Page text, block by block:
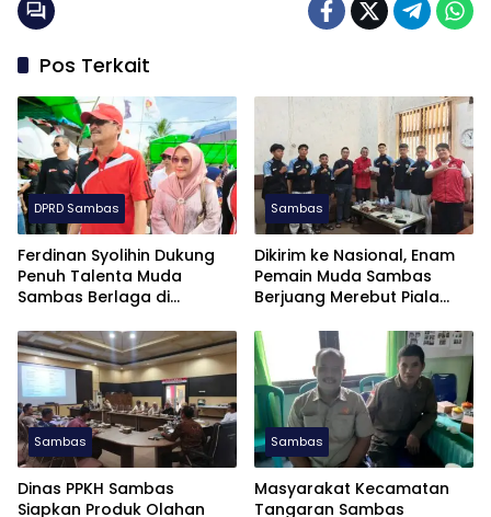
Pos Terkait
DPRD Sambas
Ferdinan Syolihin Dukung
Penuh Talenta Muda
Sambas Berlaga di
Sambas
Dikirim ke Nasional, Enam
Pemain Muda Sambas
Berjuang Merebut Piala
Jatim
Sambas
Dinas PPKH Sambas
Siapkan Produk Olahan
Sambas
Masyarakat Kecamatan
Tangaran Sambas